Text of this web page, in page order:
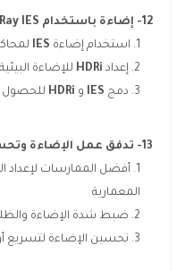
12- إضاءة باستخدام
استخدام إضاءة IES
إعداد HDRi للإضاءة
دمج IES و HDRi للحصول
13- تدفق عمل الإضاءة وتحسينه
أفضل الممارسات لإعداد
المعمارية
ضبط شدة الإضاءة
تحسين الإضاءة لتسريع